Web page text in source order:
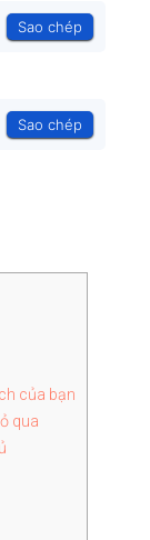
Sao chép
Sao chép
của bạn
qua